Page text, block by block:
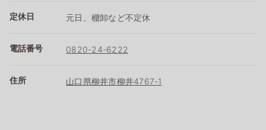
定休日 元日、棚卸など不定休
電話番号 0820-24-6222
住所 山口県柳井市柳井4767-1